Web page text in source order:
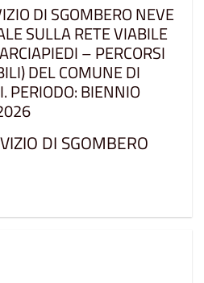
DI SGOMBERO NEVE
SULLA RETE VIABILE
– PERCORSI
DEL COMUNE DI
PERIODO: BIENNIO
DI SGOMBERO